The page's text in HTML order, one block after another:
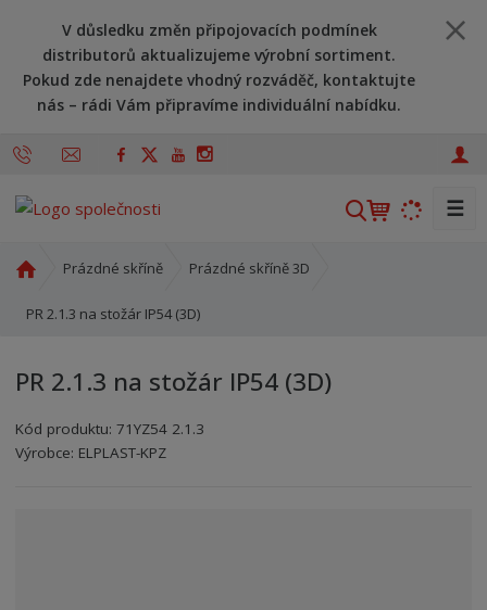
V důsledku změn připojovacích podmínek
distributorů aktualizujeme výrobní sortiment.
Pokud zde nenajdete vhodný rozváděč, kontaktujte
nás – rádi Vám připravíme individuální nabídku.
V
☰
o
í
t
r
Prázdné skříně Prázdné skříně 3D
PR 2.1.3 na stožár IP54 (3D)
PR 2.1.3 na stožár IP54 (3D)
Kód produktu:71YZ54 2.1.3
Kód výrobce: 8595208699924
Kód dodavatele:8595208699924
Výrobce: ELPLAST-KPZ